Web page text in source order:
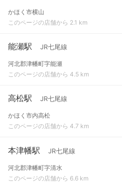
かほく市横山
このページの店舗から 2.1 km
能瀬駅 JR七尾線
河北郡津幡町字能瀬
このページの店舗から 4.5 km
高松駅 JR七尾線
かほく市内高松
このページの店舗から 4.7 km
本津幡駅 JR七尾線
河北郡津幡町字清水
このページの店舗から 6.6 km